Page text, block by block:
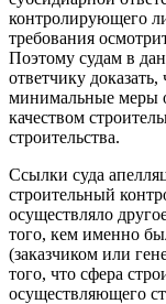
контролирующего
требования
Поэтому судам в
ответчику
минимальные меры
качеством
строительства.
Ссылки суда
строительный
осуществляло
того, кем именно
(заказчиком или
того, что сфера
осуществляющего